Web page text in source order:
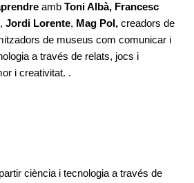
amb Toni Albà, Francesc
, Jordi Lorente, Mag Pol, creadors de
de museus com comunicar i
a través de relats, jocs i
i creativitat. .
ciència i tecnologia a través de